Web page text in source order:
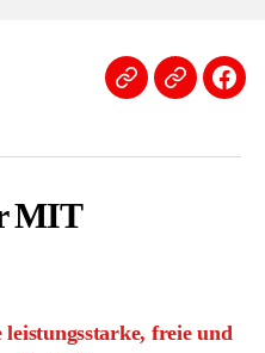
Impressum
MIT
freie und